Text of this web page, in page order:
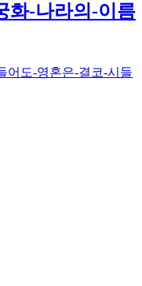
화-나라의-이름